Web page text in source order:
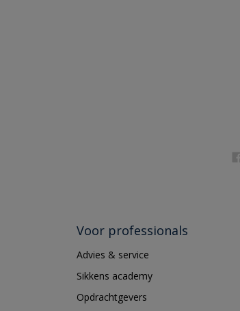
Voor professionals
Advies & service
Sikkens academy
Opdrachtgevers